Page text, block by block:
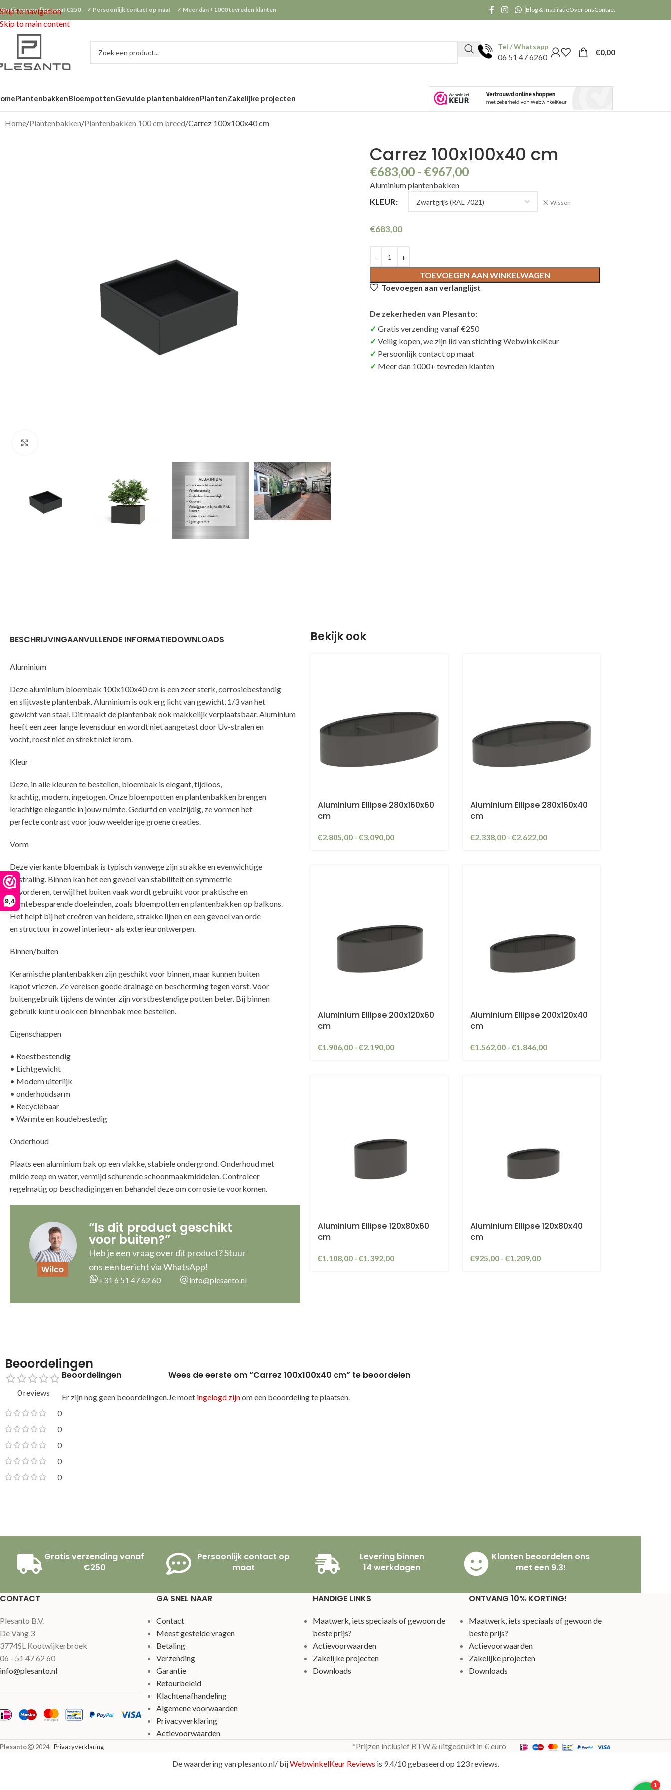
9,4
Skip to navigation
Skip to main content
verzending vanaf €250 ✓ Persoonlijk contact op maat ✓ Meer dan +1000 tevreden klanten Blog & InspiratieOver onsContact
Tel / Whatsapp
06 51 47 6260
€0,00
PlantenbakkenBloempottenGevulde plantenbakkenPlantenZakelijke projecten
Home Plantenbakken Plantenbakken 100 cm breed Carrez 100x100x40 cm
Carrez 100x100x40 cm
€683,00 - €967,00
Aluminium plantenbakken
KLEUR
Wissen
€683,00
TOEVOEGEN AAN WINKELWAGEN
Toevoegen aan verlanglijst
De zekerheden van Plesanto:
Gratis verzending vanaf €250
Veilig kopen, we zijn lid van stichting WebwinkelKeur
Persoonlijk contact op maat
Meer dan 1000+ tevreden klanten
BESCHRIJVINGAANVULLENDE INFORMATIEDOWNLOADS
Aluminium
Deze aluminium bloembak 100x100x40 cm is een zeer sterk, corrosiebestendig
en slijtvaste plantenbak. Aluminium is ook erg licht van gewicht, 1/3 van het
gewicht van staal. Dit maakt de plantenbak ook makkelijk verplaatsbaar. Aluminium
heeft een zeer lange levensduur en wordt niet aangetast door Uv-stralen en
vocht, roest niet en strekt niet krom.
Kleur
Deze, in alle kleuren te bestellen, bloembak is elegant, tijdloos,
krachtig, modern, ingetogen. Onze bloempotten en plantenbakken brengen
krachtige elegantie in jouw ruimte. Gedurfd en veelzijdig, ze vormen het
perfecte contrast voor jouw weelderige groene creaties.
Vorm
Deze vierkante bloembak is typisch vanwege zijn strakke en evenwichtige
uitstraling. Binnen kan het een gevoel van stabiliteit en symmetrie
bevorderen, terwijl het buiten vaak wordt gebruikt voor praktische en
ruimtebesparende doeleinden, zoals bloempotten en plantenbakken op balkons.
Het helpt bij het creëren van heldere, strakke lijnen en een gevoel van orde
en structuur in zowel interieur- als exterieurontwerpen.
Binnen/buiten
Keramische plantenbakken zijn geschikt voor binnen, maar kunnen buiten
kapot vriezen. Ze vereisen goede drainage en bescherming tegen vorst. Voor
buitengebruik tijdens de winter zijn vorstbestendige potten beter. Bij binnen
gebruik kunt u ook een binnenbak mee bestellen.
Eigenschappen
• Roestbestendig
• Lichtgewicht
• Modern uiterlijk
• onderhoudsarm
• Recyclebaar
• Warmte en koudebestedig
Onderhoud
Plaats een aluminium bak op een vlakke, stabiele ondergrond. Onderhoud met
milde zeep en water, vermijd schurende schoonmaakmiddelen. Controleer
regelmatig op beschadigingen en behandel deze om corrosie te voorkomen.
“Is dit product geschikt
voor buiten?”
Heb je een vraag over dit product? Stuur
ons een bericht via WhatsApp!
+31 6 51 47 62 60 info@plesanto.nl
Bekijk ook
Aluminium Ellipse 280x160x60
cm
€2.805,00 - €3.090,00
Aluminium Ellipse 280x160x40
cm
€2.338,00 - €2.622,00
Aluminium Ellipse 200x120x60
cm
€1.906,00 - €2.190,00
Aluminium Ellipse 200x120x40
cm
€1.562,00 - €1.846,00
Aluminium Ellipse 120x80x60
cm
€1.108,00 - €1.392,00
Aluminium Ellipse 120x80x40
cm
€925,00 - €1.209,00
Beoordelingen
0 reviews
0
0
0
0
0
Beoordelingen
Er zijn nog geen beoordelingen.
Wees de eerste om “Carrez 100x100x40 cm” te beoordelen
Je moet ingelogd zijnom een beoordeling te plaatsen.
Gratis verzending vanaf
€250
Persoonlijk contact op
maat
Levering binnen
14 werkdagen
Klanten beoordelen ons
met een 9.3!
CONTACT
Plesanto B.V.
De Vang 3
3774SL Kootwijkerbroek
06 - 51 47 62 60
info@plesanto.nl
GA SNEL NAAR
Contact
Meest gestelde vragen
Betaling
Verzending
Garantie
Retourbeleid
Klachtenafhandeling
Algemene voorwaarden
Privacyverklaring
Actievoorwaarden
HANDIGE LINKS
Maatwerk, iets speciaals of gewoon de
beste prijs?
Actievoorwaarden
Zakelijke projecten
Downloads
ONTVANG 10% KORTING!
Maatwerk, iets speciaals of gewoon de
beste prijs?
Actievoorwaarden
Zakelijke projecten
Downloads
Plesanto 2024- Privacyverklaring
*Prijzen inclusief BTW & uitgedrukt in € euro
De waardering van plesanto.nl/ bijWebwinkelKeur Reviews is 9.4/10 gebaseerd op 123 reviews.